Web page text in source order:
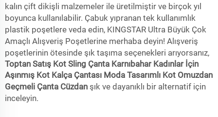
kalın çift dikişli malzemeler ile üretilmiştir ve birçok yıl
boyunca kullanılabilir. Çabuk yıpranan tek kullanımlık
plastik poşetlere veda edin, KINGSTAR Ultra Büyük Çok
Amaçlı Alışveriş Poşetlerine merhaba deyin! Alışveriş
poşetlerinin ötesinde şık taşıma seçenekleri arıyorsanız,
Toptan Satış Kot Sling Çanta Karnıbahar Kadınlar İçin
Aşınmış Kot Kalça Çantası Moda Tasarımlı Kot Omuzdan
Geçmeli Çanta Cüzdan şık ve dayanıklı bir alternatif için
inceleyin.